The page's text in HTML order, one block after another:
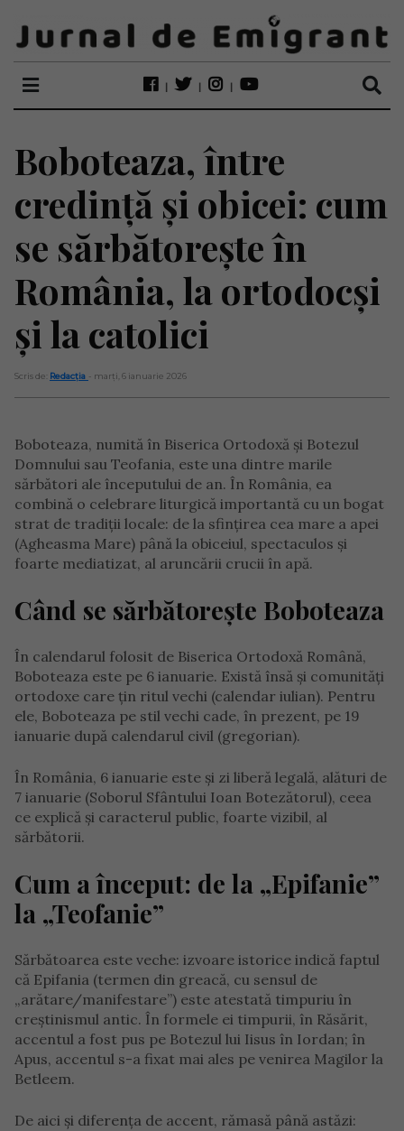
Boboteaza, între
credință și obicei: cum
se sărbătorește în
România, la ortodocși
și la catolici
Scris de: Redacția - marți, 6 ianuarie 2026
Boboteaza, numită în Biserica Ortodoxă și Botezul
Domnului sau Teofania, este una dintre marile
sărbători ale începutului de an. În România, ea
combină o celebrare liturgică importantă cu un bogat
strat de tradiții locale: de la sfințirea cea mare a apei
(Agheasma Mare) până la obiceiul, spectaculos și
foarte mediatizat, al aruncării crucii în apă.
Când se sărbătorește Boboteaza
În calendarul folosit de Biserica Ortodoxă Română,
Boboteaza este pe 6 ianuarie. Există însă și comunități
ortodoxe care țin ritul vechi (calendar iulian). Pentru
ele, Boboteaza pe stil vechi cade, în prezent, pe 19
ianuarie după calendarul civil (gregorian).
În România, 6 ianuarie este și zi liberă legală, alături de
7 ianuarie (Soborul Sfântului Ioan Botezătorul), ceea
ce explică și caracterul public, foarte vizibil, al
sărbătorii.
Cum a început: de la „Epifanie”
la „Teofanie”
Sărbătoarea este veche: izvoare istorice indică faptul
că Epifania (termen din greacă, cu sensul de
„arătare/manifestare”) este atestată timpuriu în
creștinismul antic. În formele ei timpurii, în Răsărit,
accentul a fost pus pe Botezul lui Iisus în Iordan; în
Apus, accentul s-a fixat mai ales pe venirea Magilor la
Betleem.
De aici și diferența de accent, rămasă până astăzi: